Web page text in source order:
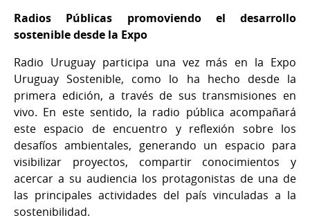
Radios Públicas promoviendo el desarrollo
sostenible desde la Expo
Radio Uruguay participa una vez más en la Expo
Uruguay Sostenible, como lo ha hecho desde la
primera edición, a través de sus transmisiones en
vivo. En este sentido, la radio pública acompañará
este espacio de encuentro y reflexión sobre los
desafíos ambientales, generando un espacio para
visibilizar proyectos, compartir conocimientos y
acercar a su audiencia los protagonistas de una de
las principales actividades del país vinculadas a la
sostenibilidad.